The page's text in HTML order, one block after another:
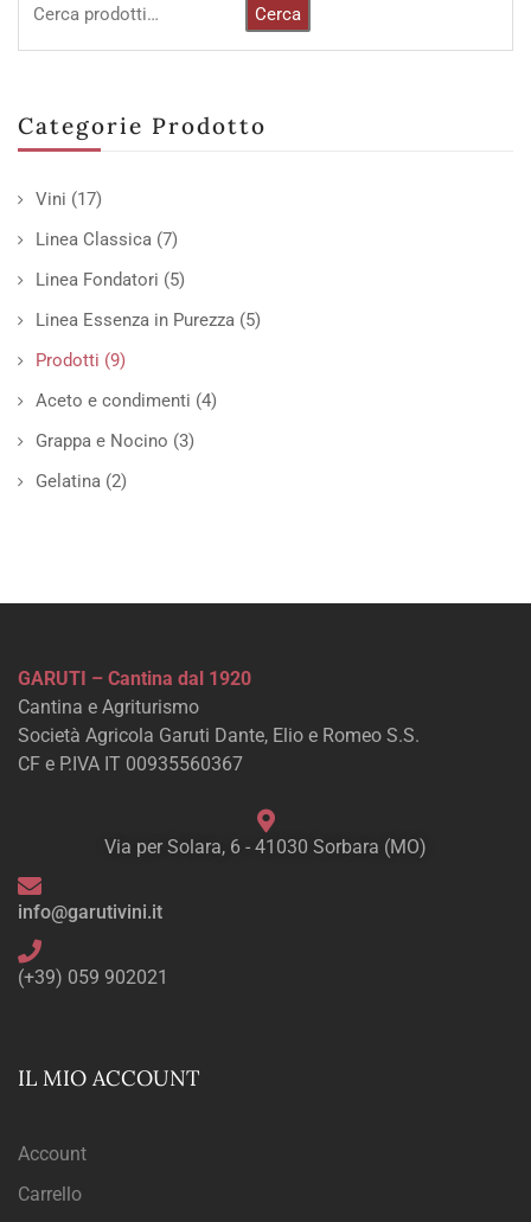
Cerca
Categorie Prodotto
Vini (17)
Linea Classica (7)
Linea Fondatori (5)
Linea Essenza in Purezza (5)
Prodotti (9)
Aceto e condimenti (4)
Grappa e Nocino (3)
Gelatina (2)
GARUTI – Cantina dal 1920
Cantina e Agriturismo
Società Agricola Garuti Dante, Elio e Romeo S.S.
CF e P.IVA IT 00935560367
Via per Solara, 6 - 41030 Sorbara (MO)
info@garutivini.it
(+39) 059 902021
IL MIO ACCOUNT
Account
Carrello